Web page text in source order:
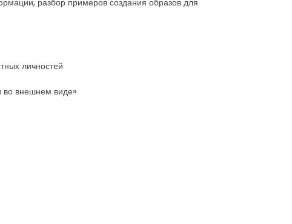
личностей
во внешнем виде»